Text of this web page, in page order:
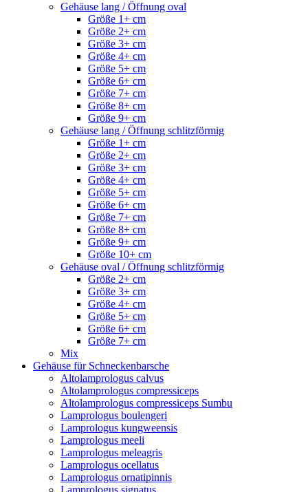
Gehäuse lang / Öffnung oval
Größe 1+ cm
Größe 2+ cm
Größe 3+ cm
Größe 4+ cm
Größe 5+ cm
Größe 6+ cm
Größe 7+ cm
Größe 8+ cm
Größe 9+ cm
Gehäuse lang / Öffnung schlitzförmig
Größe 1+ cm
Größe 2+ cm
Größe 3+ cm
Größe 4+ cm
Größe 5+ cm
Größe 6+ cm
Größe 7+ cm
Größe 8+ cm
Größe 9+ cm
Größe 10+ cm
Gehäuse oval / Öffnung schlitzförmig
Größe 2+ cm
Größe 3+ cm
Größe 4+ cm
Größe 5+ cm
Größe 6+ cm
Größe 7+ cm
Mix
Gehäuse für Schneckenbarsche
Altolamprologus calvus
Altolamprologus compressiceps
Altolamprologus compressiceps Sumbu
Lamprologus boulengeri
Lamprologus kungweensis
Lamprologus meeli
Lamprologus meleagris
Lamprologus ocellatus
Lamprologus ornatipinnis
Lamprologus signatus